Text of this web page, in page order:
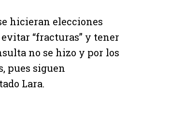
hicieran elecciones
“fracturas” y tener
no se hizo y por los
pues siguen
Lara.